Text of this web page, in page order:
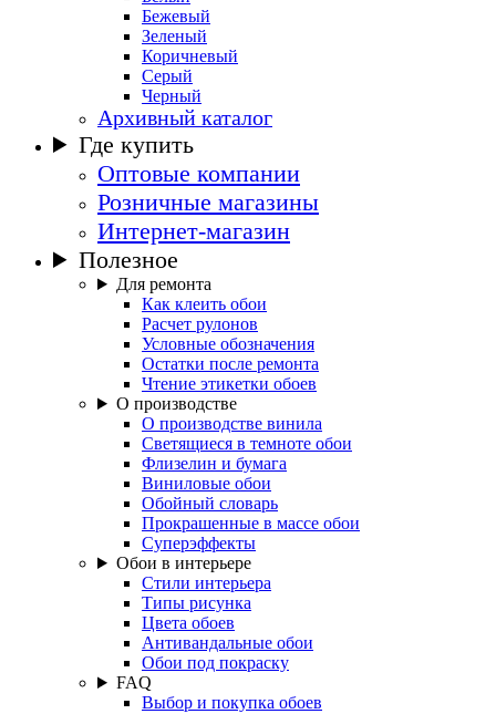
Бежевый
Зеленый
Коричневый
Серый
Черный
Архивный каталог
Где купить
Оптовые компании
Розничные магазины
Интернет-магазин
Полезное
Для ремонта
Как клеить обои
Расчет рулонов
Условные обозначения
Остатки после ремонта
Чтение этикетки обоев
О производстве
О производстве винила
Светящиеся в темноте обои
Флизелин и бумага
Виниловые обои
Обойный словарь
Прокрашенные в массе обои
Суперэффекты
Обои в интерьере
Стили интерьера
Типы рисунка
Цвета обоев
Антивандальные обои
Обои под покраску
FAQ
Выбор и покупка обоев